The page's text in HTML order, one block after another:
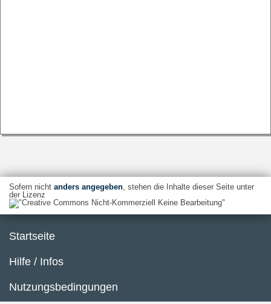
Sofern nicht anders angegeben, stehen die Inhalte dieser Seite unter
der Lizenz
Startseite
Hilfe / Infos
Nutzungsbedingungen